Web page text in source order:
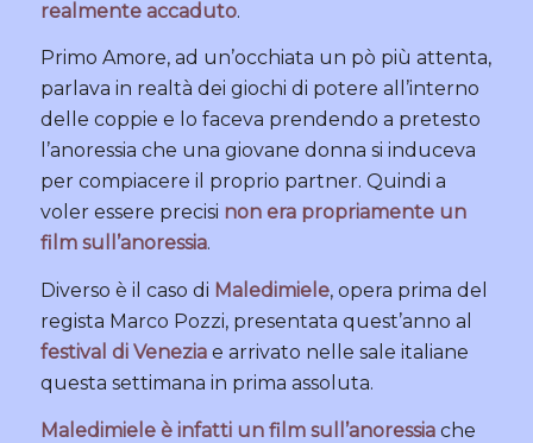
realmente accaduto.
Primo Amore, ad un’occhiata un pò più attenta,
parlava in realtà dei giochi di potere all’interno
delle coppie e lo faceva prendendo a pretesto
l’anoressia che una giovane donna si induceva
per compiacere il proprio partner. Quindi a
voler essere precisi non era propriamente un
film sull’anoressia.
Diverso è il caso di Maledimiele, opera prima del
regista Marco Pozzi, presentata quest’anno al
festival di Veneziae arrivato nelle sale italiane
questa settimana in prima assoluta.
Maledimiele è infatti un film sull’anoressiache